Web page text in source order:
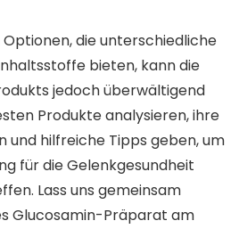
die unterschiedliche
bieten, kann die
jedoch überwältigend
Produkte analysieren, ihre
und hilfreiche Tipps geben, um
für die Gelenkgesundheit
Lass uns gemeinsam
Glucosamin-Präparat am